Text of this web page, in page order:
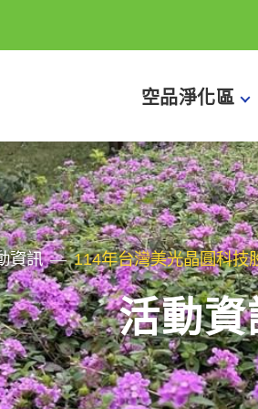
空品淨化區
資訊 114年台灣美光晶圓科技
活動資